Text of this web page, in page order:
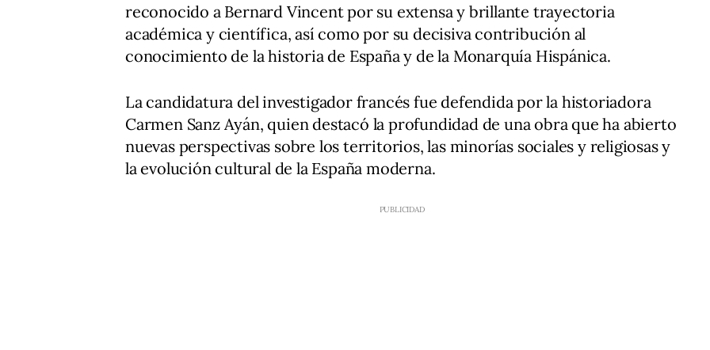
reconocido a Bernard Vincent por su extensa y brillante trayectoria
académica y científica, así como por su decisiva contribución al
conocimiento de la historia de España y de la Monarquía Hispánica.
La candidatura del investigador francés fue defendida por la historiadora
Carmen Sanz Ayán, quien destacó la profundidad de una obra que ha abierto
nuevas perspectivas sobre los territorios, las minorías sociales y religiosas y
la evolución cultural de la España moderna.